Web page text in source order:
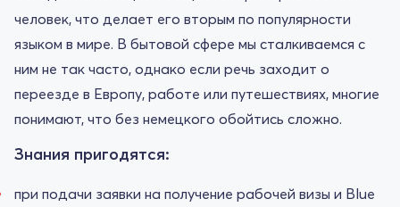
человек, что делает его вторым по популярности
языком в мире. В бытовой сфере мы сталкиваемся с
ним не так часто, однако если речь заходит о
переезде в Европу, работе или путешествиях, многие
понимают, что без немецкого обойтись сложно.
Знания пригодятся:
при подачи заявки на получение рабочей визы и Blue